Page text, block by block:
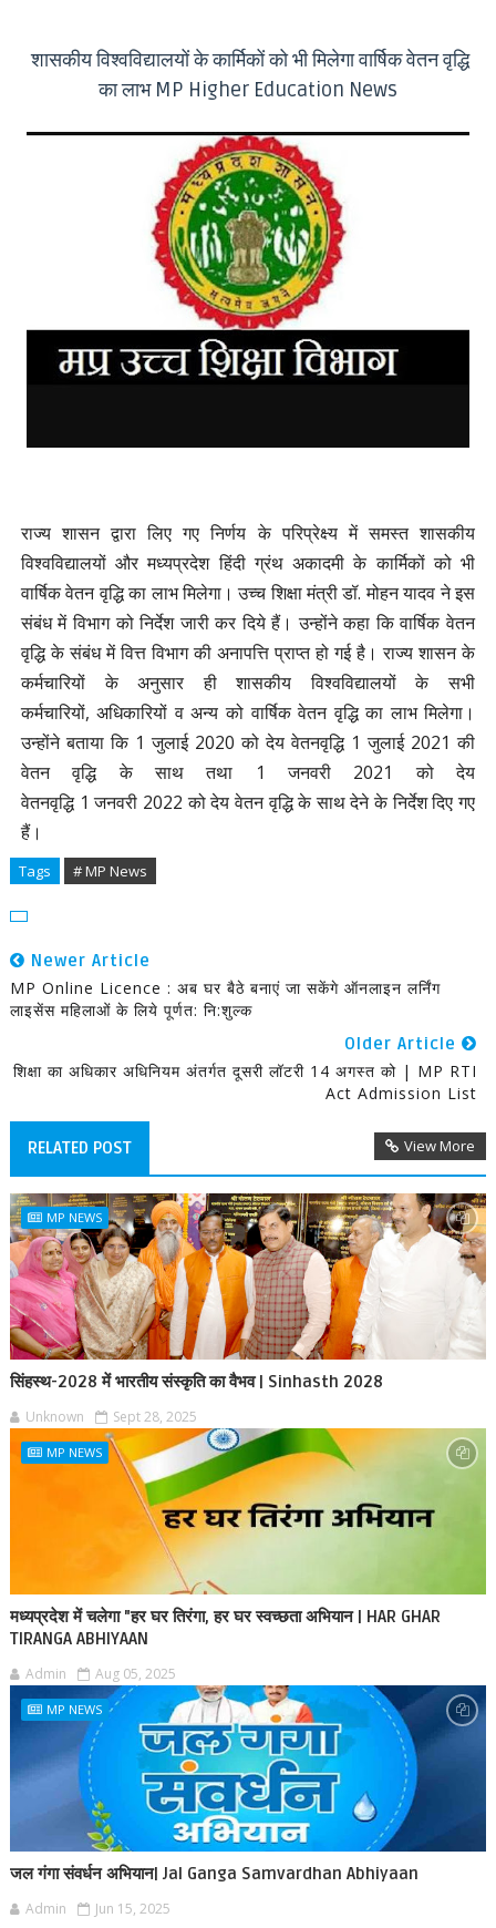
शासकीय विश्वविद्यालयों के कार्मिकों को भी मिलेगा वार्षिक वेतन वृद्धि
का लाभ MP Higher Education News
राज्य शासन द्वारा लिए गए निर्णय के परिप्रेक्ष्य में समस्त शासकीय
विश्वविद्यालयों और मध्यप्रदेश हिंदी ग्रंथ अकादमी के कार्मिकों को भी
वार्षिक वेतन वृद्धि का लाभ मिलेगा। उच्च शिक्षा मंत्री डॉ.मोहन यादव ने इस
संबंध में विभाग को निर्देश जारी कर दिये हैं। उन्होंने कहा कि वार्षिक वेतन
वृद्धि के संबंध में वित्त विभाग की अनापत्ति प्राप्त हो गई है। राज्य शासन के
कर्मचारियों के अनुसार ही शासकीय विश्वविद्यालयों के सभी
कर्मचारियों,अधिकारियों व अन्य को वार्षिक वेतन वृद्धि का लाभ मिलेगा।
उन्होंने बताया कि 1जुलाई 2020को देय वेतनवृद्धि 1जुलाई 2021की
वेतन वृद्धि के साथ तथा
1जनवरी 2021को देय
वेतनवृद्धि 1जनवरी 2022को देय वेतन वृद्धि के साथ देने के निर्देश दिए गए
हैं।
Tags # MP News
Newer Article
MP Online Licence : अब घर बैठे बनाएं जा सकेंगे ऑनलाइन लर्निंग
लाइसेंस महिलाओं के लिये पूर्णत: नि:शुल्क
Older Article
शिक्षा का अधिकार अधिनियम अंतर्गत दूसरी लॉटरी 14 अगस्त को | MP RTI
Act Admission List
RELATED POST View More
MP NEWS
सिंहस्थ-2028 में भारतीय संस्कृति का वैभव | Sinhasth 2028
Unknown Sept 28, 2025
MP NEWS
मध्यप्रदेश में चलेगा "हर घर तिरंगा, हर घर स्वच्छता अभियान | HAR GHAR
TIRANGA ABHIYAAN
Admin Aug 05, 2025
MP NEWS
जल गंगा संवर्धन अभियान| Jal Ganga Samvardhan Abhiyaan
Admin Jun 15, 2025